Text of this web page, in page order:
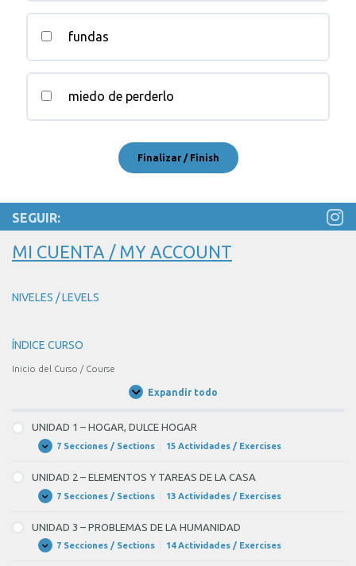
fundas
miedo de perderlo
SEGUIR:
MI CUENTA / MY ACCOUNT
NIVELES / LEVELS
ÍNDICE CURSO
Inicio del Curso / Course
Expandir todo
Unidades
UNIDAD 1 – HOGAR, DULCE HOGAR
Expandir
UNIDAD
–
HOGAR,
DULCE
HOGAR
7 Secciones / Sections 15 Actividades / Exercises
UNIDAD 2 – ELEMENTOS Y TAREAS DE LA CASA
Expandir
UNIDAD
–
ELEMENTOS
Y
TAREAS
7 Secciones / Sections 13 Actividades / Exercises
UNIDAD 3 – PROBLEMAS DE LA HUMANIDAD
Expandir
UNIDAD7 Secciones / Sections 14 Actividades / Exercises